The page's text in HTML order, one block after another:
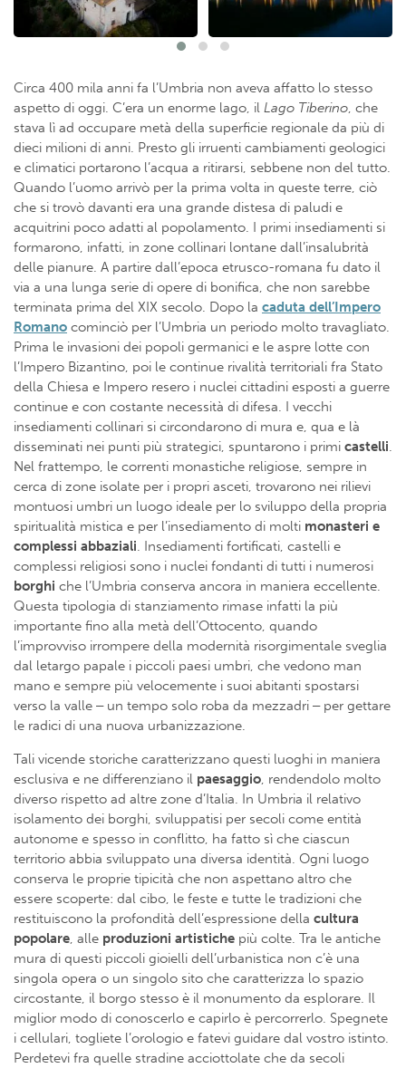
Circa 400 mila anni fa l’Umbria non aveva affatto lo stesso
aspetto di oggi. C’era un enorme lago, il Lago Tiberino, che
stava lì ad occupare metà della superficie regionale da più di
dieci milioni di anni. Presto gli irruenti cambiamenti geologici
e climatici portarono l’acqua a ritirarsi, sebbene non del tutto.
Quando l’uomo arrivò per la prima volta in queste terre, ciò
che si trovò davanti era una grande distesa di paludi e
acquitrini poco adatti al popolamento. I primi insediamenti si
formarono, infatti, in zone collinari lontane dall’insalubrità
delle pianure. A partire dall’epoca etrusco-romana fu dato il
via a una lunga serie di opere di bonifica, che non sarebbe
terminata prima del XIX secolo. Dopo la caduta dell’Impero
Romano cominciò per l’Umbria un periodo molto travagliato.
Prima le invasioni dei popoli germanici e le aspre lotte con
l’Impero Bizantino, poi le continue rivalità territoriali fra Stato
della Chiesa e Impero resero i nuclei cittadini esposti a guerre
continue e con costante necessità di difesa. I vecchi
insediamenti collinari si circondarono di mura e, qua e là
disseminati nei punti più strategici, spuntarono i primi castelli.
Nel frattempo, le correnti monastiche religiose, sempre in
cerca di zone isolate per i propri asceti, trovarono nei rilievi
montuosi umbri un luogo ideale per lo sviluppo della propria
spiritualità mistica e per l’insediamento di molti monasteri e
complessi abbaziali. Insediamenti fortificati, castelli e
complessi religiosi sono i nuclei fondanti di tutti i numerosi
borghi che l’Umbria conserva ancora in maniera eccellente.
Questa tipologia di stanziamento rimase infatti la più
importante fino alla metà dell’Ottocento, quando
l’improvviso irrompere della modernità risorgimentale sveglia
dal letargo papale i piccoli paesi umbri, che vedono man
mano e sempre più velocemente i suoi abitanti spostarsi
verso la valle ‒ un tempo solo roba da mezzadri ‒ per gettare
le radici di una nuova urbanizzazione.
Tali vicende storiche caratterizzano questi luoghi in maniera
esclusiva e ne differenziano il paesaggio, rendendolo molto
diverso rispetto ad altre zone d’Italia. In Umbria il relativo
isolamento dei borghi, sviluppatisi per secoli come entità
autonome e spesso in conflitto, ha fatto sì che ciascun
territorio abbia sviluppato una diversa identità. Ogni luogo
conserva le proprie tipicità che non aspettano altro che
essere scoperte: dal cibo, le feste e tutte le tradizioni che
restituiscono la profondità dell’espressione della cultura
popolare, alle produzioni artistiche più colte. Tra le antiche
mura di questi piccoli gioielli dell’urbanistica non c’è una
singola opera o un singolo sito che caratterizza lo spazio
circostante, il borgo stesso è il monumento da esplorare. Il
miglior modo di conoscerlo e capirlo è percorrerlo. Spegnete
i cellulari, togliete l’orologio e fatevi guidare dal vostro istinto.
Perdetevi fra quelle stradine acciottolate che da secoli